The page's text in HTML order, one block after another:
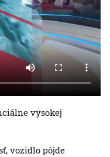
vysokej
vozidlo pôjde